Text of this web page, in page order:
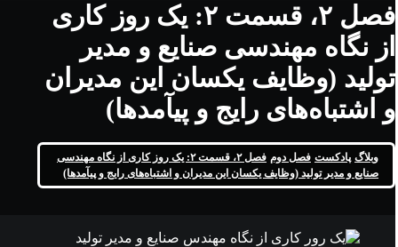
فصل ۲، قسمت ۲: یک روز کاری
از نگاه مهندسی صنایع و مدير
توليد (وظایف یکسان این مدیران
و اشتباه‌های رایج و پيآمدها)
وبلاگ پادکست فصل دوم
فصل ۲، قسمت ۲: یک روز کاری از نگاه مهندسی
صنایع و مدير توليد (وظایف یکسان این مدیران و اشتباه‌های رایج و پيآمدها)